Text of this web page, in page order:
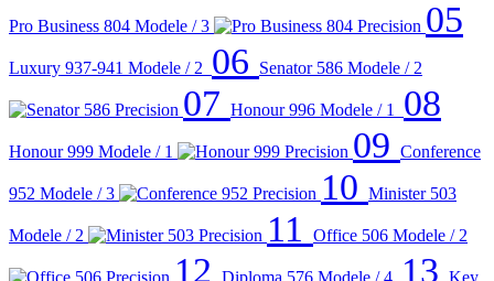
Pro Business 804 Modele / 3 05
Luxury 937-941 Modele / 2 06 Senator 586 Modele / 2
07 Honour 996 Modele / 1 08
Honour 999 Modele / 1 09 Conference
952 Modele / 3 10 Minister 503
Modele / 2 11 Office 506 Modele / 2
12 13